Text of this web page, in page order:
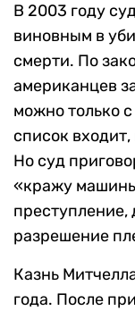
В 2003 году
виновным в
смерти. По
американцев
можно только
список
Но суд
«кражу
преступление,
разрешение
Казнь
года. После